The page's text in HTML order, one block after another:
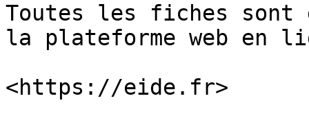
Toutes les fiches sont
la plateforme web en
<https://eide.fr>